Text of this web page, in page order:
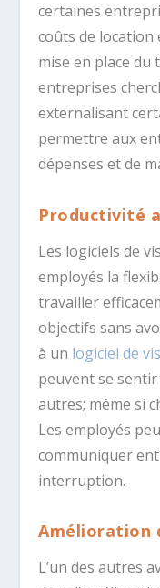
certaines
coûts de location
mise en place du
entreprises
externalisant
permettre aux
dépenses et de
Productivité
Les logiciels de
employés la
travailler
objectifs sans
à un logiciel de
peuvent se
autres; même si
Les employés
communiquer
interruption.
Amélioration
L’un des autres